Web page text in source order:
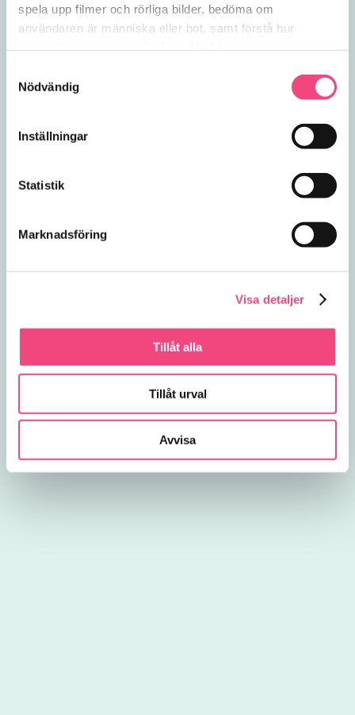
spela upp filmer och rörliga bilder, bedöma om
användaren är människa eller bot, samt förstå hur
Nödvändig
Inställningar
Statistik
Marknadsföring
Visa detaljer
Tillåt alla
Tillåt urval
Avvisa